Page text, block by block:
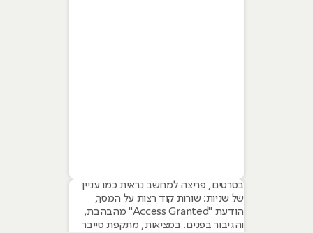
בסרטים, פריצה למחשב נראית כמו עניין
של שניות: שורות קוד רצות על המסך,
הודעת "Access Granted" מהבהבת,
והגיבור בפנים. במציאות, מתקפת סייבר